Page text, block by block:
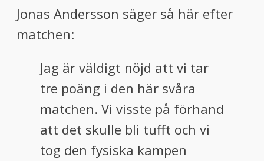
Jonas Andersson säger så här efter
matchen:
Jag är väldigt nöjd att vi tar
tre poäng i den här svåra
matchen. Vi visste på förhand
att det skulle bli tufft och vi
tog den fysiska kampen